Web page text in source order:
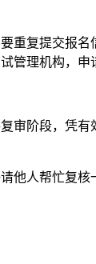
重复提交报名
管理机构，申
审阶段，凭有
他人帮忙复核